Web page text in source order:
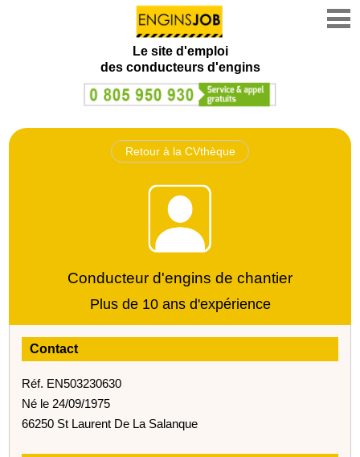
Le site d'emploi
des conducteurs d'engins
Retour à la CVthèque
Conducteur d'engins de chantier
Plus de 10 ans d'expérience
Contact
Réf. EN503230630
Né le 24/09/1975
66250 St Laurent De La Salanque